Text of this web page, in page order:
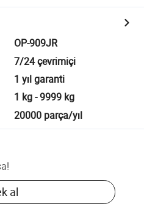
OP-909JR
7/24 çevrimiçi
1 yıl garanti
1 kg - 9999 kg
20000 parça/yıl
!
al